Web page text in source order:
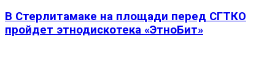
В Стерлитамаке на площади перед СГТКО
пройдет этнодискотека «ЭтноБит»